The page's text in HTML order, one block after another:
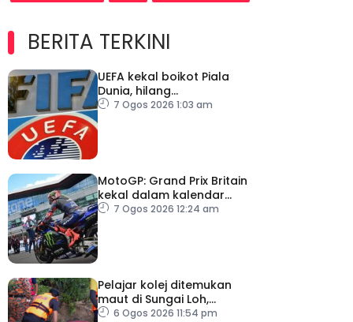
BERITA TERKINI
UEFA kekal boikot Piala
Dunia, hilang
kepercayaan kepada
7 Ogos 2026 1:03 am
MotoGP: Grand Prix Britain
kekal dalam kalendar
hingga 2028
7 Ogos 2026 12:24 am
Pelajar kolej ditemukan
maut di Sungai Loh,
Dungun
6 Ogos 2026 11:54 pm